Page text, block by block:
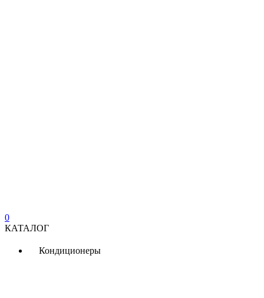
0
КАТАЛОГ
Кондиционеры